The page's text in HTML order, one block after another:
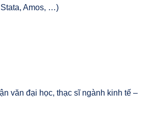
Amos, …)
văn đại học, thạc sĩ ngành kinh tế –